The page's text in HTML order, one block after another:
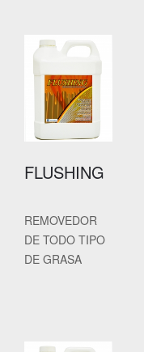
FLUSHING
REMOVEDOR
DE TODO TIPO
DE GRASA